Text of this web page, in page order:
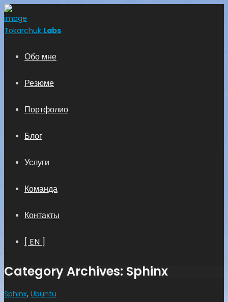
Tokarchuk Labs
Обо мне
Резюме
Портфолио
Блог
Услуги
Команда
Контакты
[ EN ]
Category Archives: Sphinx
Sphinx, Ubuntu